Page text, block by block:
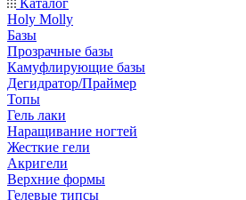
Каталог
Holy Molly
Базы
Прозрачные базы
Камуфлирующие базы
Дегидратор/Праймер
Топы
Гель лаки
Наращивание ногтей
Жесткие гели
Акригели
Верхние формы
Гелевые типсы